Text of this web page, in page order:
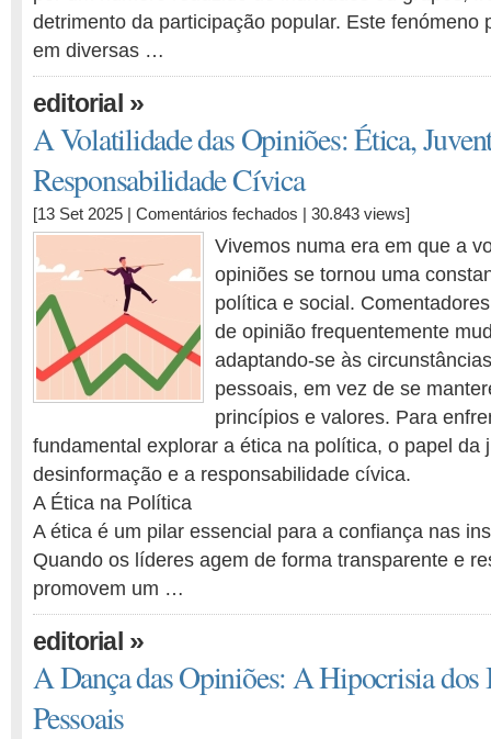
detrimento da participação popular. Este fenómeno
em diversas …
editorial»
A Volatilidade das Opiniões: Ética,
Responsabilidade Cívica
[13 Set 2025 | Comentários fechados em
Volatilidade
das
Opiniões:
Ética,
Responsabilidade
Cívica
| 30.843 views]
Vivemos numa era em que a
opiniões se tornou uma
política e social.
de opinião frequentemente
adaptando-se às
pessoais, em vez de se
princípios e valores. Para
fundamental explorar a ética na política, o papel da
desinformação e a responsabilidade cívica.
A Ética na Política
A ética é um pilar essencial para a confiança nas
Quando os líderes agem de forma transparente e
promovem um …
editorial»
A Dança das Opiniões: A Hipocrisia dos
Pessoais